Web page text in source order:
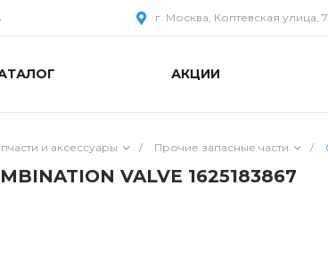
г. Москва, Коптевская улица,
АКЦИИ
и аксессуары / Прочие запасные части /
VALVE 1625183867